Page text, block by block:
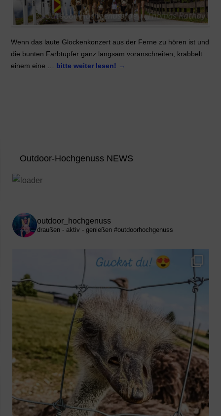
Wenn das laute Glockenkonzert aus der Ferne zu hören ist und
die bunten Farbtupfer ganz langsam voranschreiten, krabbelt
einem eine … bitte weiter lesen! →
Outdoor-Hochgenuss NEWS
outdoor_hochgenuss
draußen - aktiv - genießen #outdoorhochgenuss